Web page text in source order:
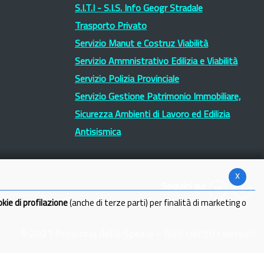
S.I.T.I - S.I.S. Info Geogr Stradale
Trasporto Privato
Servizio Manut e Costruz Viabilità
Servizio Ammnistrativo Edilizia e Viabilità
Servizio Polizia Provinciale
Servizio Gestione Patrimonio Immobiliare,
Sicurezza Ambienti di Lavoro ed Edilizia
Antisismica
Seguici su:
x
di profilazione (anche di terze parti) per finalità di marketing o